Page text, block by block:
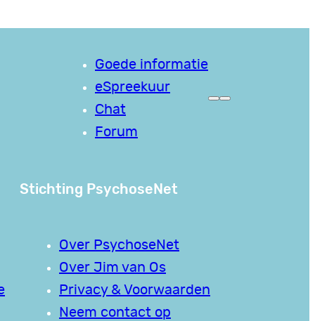
Goede informatie
eSpreekuur
Chat
Forum
Stichting PsychoseNet
Over PsychoseNet
Over Jim van Os
Privacy & Voorwaarden
Neem contact op